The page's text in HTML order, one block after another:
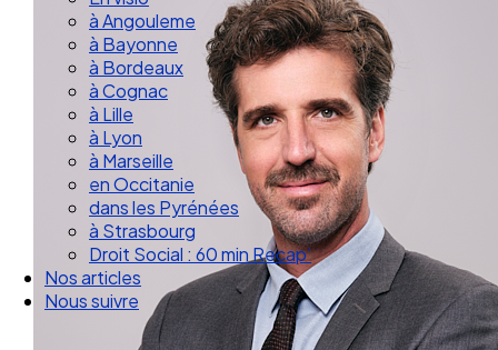
à Angouleme
à Bayonne
à Bordeaux
à Cognac
à Lille
à Lyon
à Marseille
en Occitanie
dans les Pyrénées
à Strasbourg
Droit Social : 60 min Recap’
Nos articles
Nous suivre